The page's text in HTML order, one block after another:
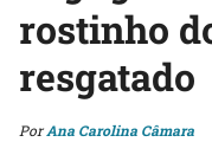
rostinho
resgatado
PorAna Carolina Câmara